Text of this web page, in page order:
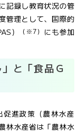
記録し教育状況の管
管理として、国際的
）
（※7） にも参加
と「食品Ｇ
進政策（農林水産
林水産省は「農林水